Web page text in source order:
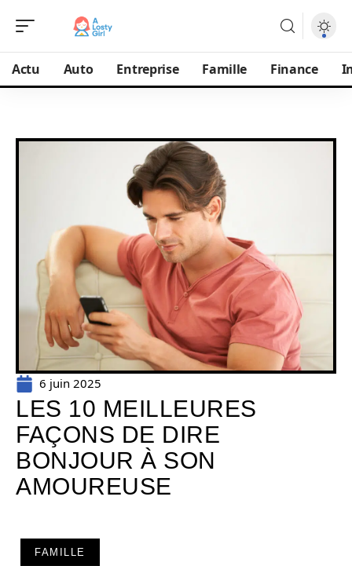
Actu Auto Entreprise Famille Finance
6 juin 2025
LES 10 MEILLEURES
FAÇONS DE DIRE
BONJOUR À SON
AMOUREUSE
FAMILLE